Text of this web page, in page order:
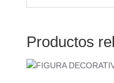
Productos